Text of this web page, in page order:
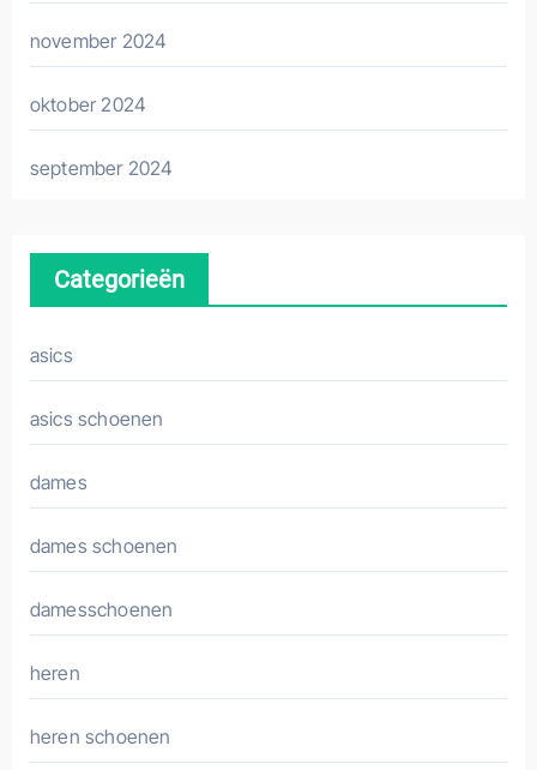
november 2024
oktober 2024
september 2024
Categorieën
asics
asics schoenen
dames
dames schoenen
damesschoenen
heren
heren schoenen